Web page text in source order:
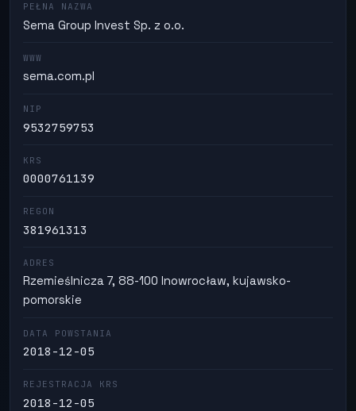
PEŁNA NAZWA
Sema Group Invest Sp. z o.o.
WWW
sema.com.pl
NIP
9532759753
KRS
0000761139
REGON
381961313
ADRES
Rzemieślnicza 7, 88-100 Inowrocław, kujawsko-
pomorskie
DATA POWSTANIA
2018-12-05
REJESTRACJA KRS
2018-12-05